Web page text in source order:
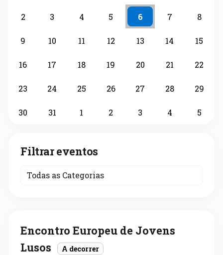
2 3 4 5 6 7 8
9 10 11 12 13 14 15
16 17 18 19 20 21 22
23 24 25 26 27 28 29
30 31 1 2 3 4 5
Filtrar eventos
Encontro Europeu de Jovens
Lusos
A decorrer